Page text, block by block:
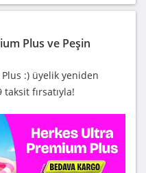
Plus ve Peşin
:) üyelik yeniden
fırsatıyla!